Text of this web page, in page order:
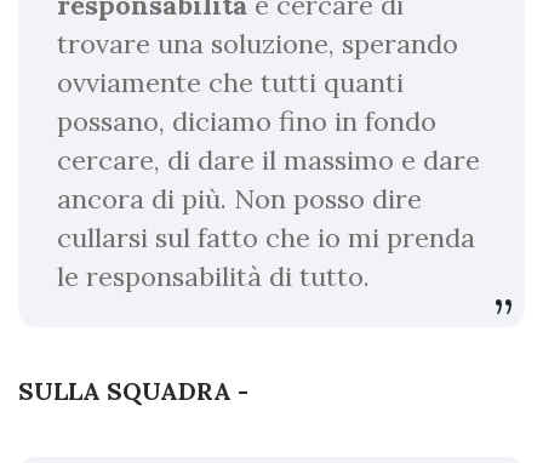
trovare una soluzione, sperando
ovviamente che tutti quanti
possano, diciamo fino in fondo
cercare, di dare il massimo e dare
ancora di più. Non posso dire
cullarsi sul fatto che io mi prenda
le responsabilità di tutto.
SULLA SQUADRA -